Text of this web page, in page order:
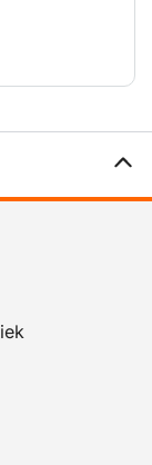
má svetlo